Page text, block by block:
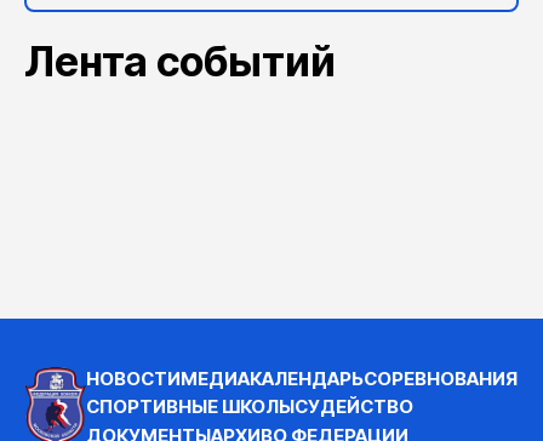
Лента событий
НОВОСТИМЕДИАКАЛЕНДАРЬСОРЕВНОВАНИЯ
СПОРТИВНЫЕ ШКОЛЫСУДЕЙСТВО
ДОКУМЕНТЫАРХИВО ФЕДЕРАЦИИ